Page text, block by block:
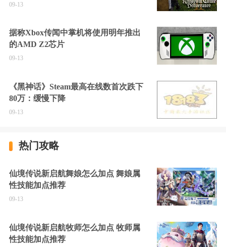
09-13
据称Xbox传闻中掌机将使用明年推出
的AMD Z2芯片
09-13
《黑神话》Steam最高在线数首次跌下
80万：缓慢下降
09-13
热门攻略
仙境传说新启航舞娘怎么加点 舞娘属
性技能加点推荐
09-13
仙境传说新启航牧师怎么加点 牧师属
性技能加点推荐